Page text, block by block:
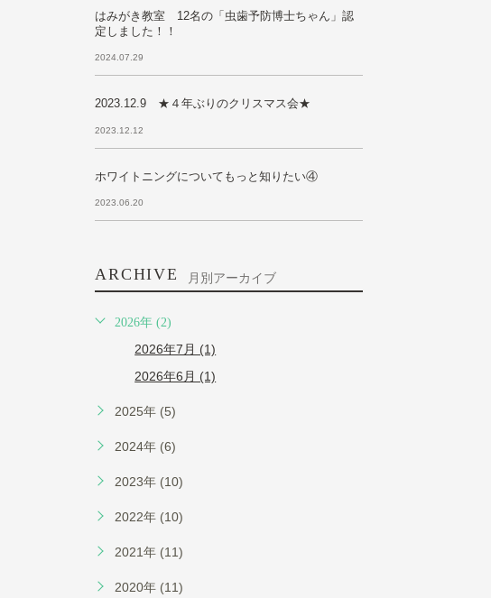
はみがき教室 12名の「虫歯予防博士ちゃん」認
定しました！！
2024.07.29
2023.12.9 ★４年ぶりのクリスマス会★
2023.12.12
ホワイトニングについてもっと知りたい④
2023.06.20
ARCHIVE 月別アーカイブ
2026年 (2)
2026年7月 (1)
2026年6月 (1)
2025年 (5)
2024年 (6)
2023年 (10)
2022年 (10)
2021年 (11)
2020年 (11)